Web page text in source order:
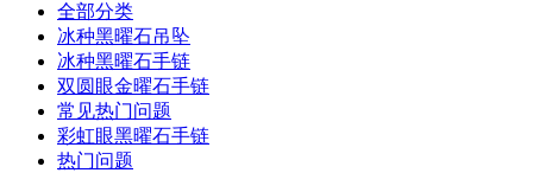
全部分类
冰种黑曜石吊坠
冰种黑曜石手链
双圆眼金曜石手链
常见热门问题
彩虹眼黑曜石手链
热门问题